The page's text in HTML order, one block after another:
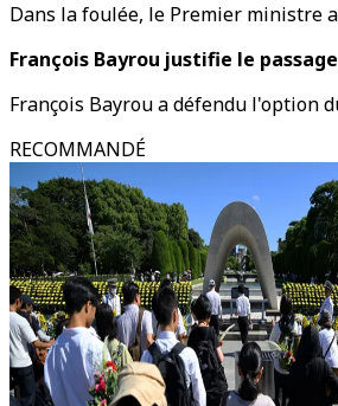
Dans la foulée, le Premier ministre
François Bayrou justifie le
François Bayrou a défendu l'option
RECOMMANDÉ